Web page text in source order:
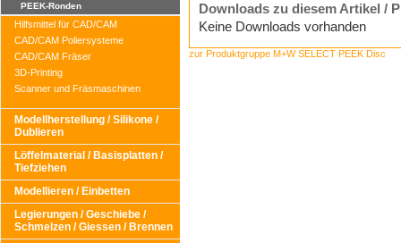
PEEK-Ronden
Hilfsmittel für CAD/CAM
CAD/CAM Poliersysteme
CAD/CAM Fräser
3D-Printing
Scanner und Fräsmaschinen
Modellherstellung / Silikone /
Dublieren
Löffelmaterial / Basisplatten /
Tiefziehen
Modellieren / Einbetten
Legierungen / Geschiebe /
Schmelzen / Giessen / Brennen
Downloads zu diesem Artikel /
Keine Downloads vorhanden
zur Produktgruppe M+W SELECT PEEK Disc